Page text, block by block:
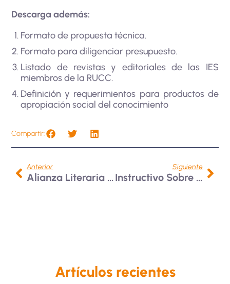
Descarga además:
Formato de propuesta técnica.
Formato para diligenciar presupuesto.
Listado de revistas y editoriales de las IES
miembros de la RUCC.
Definición y requerimientos para productos de
apropiación social del conocimiento
Compartir:
Anterior
Alianza Literaria Editorial ITM Dona Colección A La Universidad
Siguiente
Instructivo Sobre Protección De Archivos
Artículos recientes